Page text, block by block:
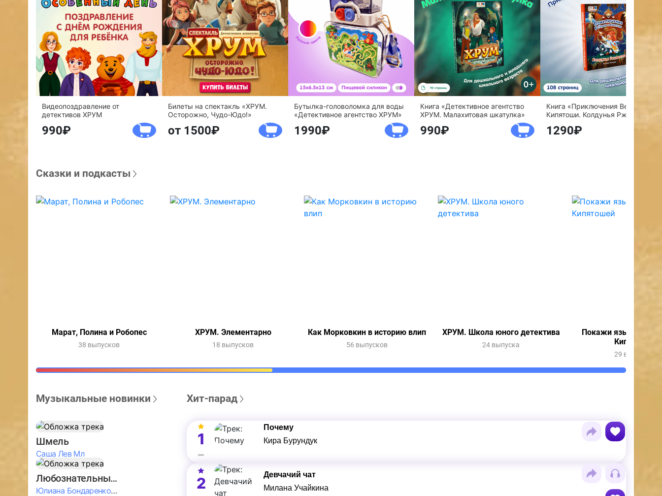
Видеопоздравление от
детективов ХРУМ
990
Билеты на спектакль «ХРУМ.
Осторожно, Чудо-Юдо!»
от 1500
Бутылка-головоломка для воды
«Детективное агентство ХРУМ»
1990
Книга «Детективное агентство
ХРУМ. Малахитовая шкатулка»
990
Книга «Приключения Веснушки и
Кипятоши. Колдунья Ржавелла»
1290
Сказки и подкасты
Марат, Полина и Робопес
38 выпусков
ХРУМ. Элементарно
18 выпусков
Как Морковкин в историю влип
56 выпусков
ХРУМ. Школа юного детектива
24 выпуска
Покажи язык с
Кипятошей
29 выпусков
Музыкальные новинки
Шмель
Саша Лев Мл
Любознательные Дети
Юлиана Бондаренко & Амелия Колпакова & Егор Егоров & Валерия Шевченко & Ксюша Косичкина
Хит-парад
1
Почему
Кира Бурундук
2
Девчачий чат
Милана Учайкина